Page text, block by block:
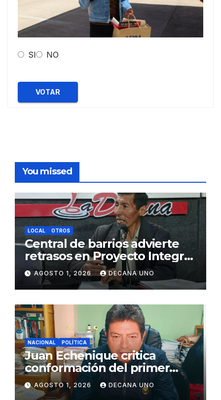
SI NO
VOTAR
You missed
LOCAL OTROS
Central de barrios advierte
retrasos en Proyecto Integral
de Agua y Alcantarillado para
Juliaca
AGOSTO 1, 2026 DECANA UNO
NACIONAL POLÍTICA
Juan Echenique critica
conformación del primer
gabinete ministerial de Keiko
Fujimori
AGOSTO 1, 2026 DECANA UNO